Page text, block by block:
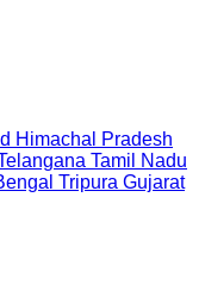
Himachal Pradesh
Tamil Nadu
Tripura Gujarat